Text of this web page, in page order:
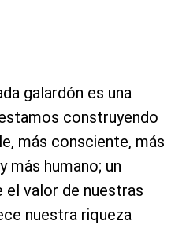
galardón es una
construyendo
más consciente, más
más humano; un
valor de nuestras
nuestra riqueza